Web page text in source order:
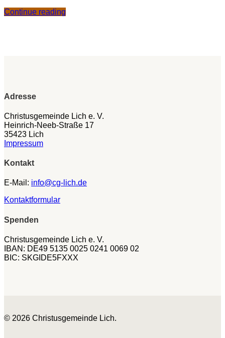
Continue reading
Adresse
Christusgemeinde Lich e. V.
Heinrich-Neeb-Straße 17
35423 Lich
Impressum
Kontakt
E-Mail: info@cg-lich.de
Kontaktformular
Spenden
Christusgemeinde Lich e. V.
IBAN: DE49 5135 0025 0241 0069 02
BIC: SKGIDE5FXXX
© 2026 Christusgemeinde Lich.